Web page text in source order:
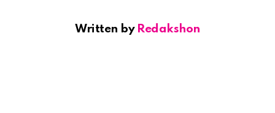
Written by Redakshon